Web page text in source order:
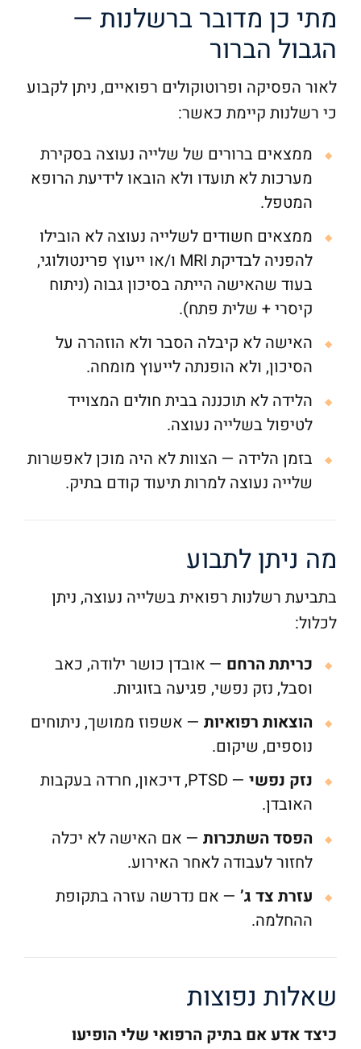
מתי כן מדובר ברשלנות —
הגבול הברור
לאור הפסיקה ופרוטוקולים רפואיים, ניתן לקבוע
כי רשלנות קיימת כאשר:
ממצאים ברורים של שלייה נעוצה בסקירת
מערכות לא תועדו ולא הובאו לידיעת הרופא
המטפל.
ממצאים חשודים לשלייה נעוצה לא הובילו
להפניה לבדיקת MRI ו/או ייעוץ פרינטולוגי,
בעוד שהאישה הייתה בסיכון גבוה (ניתוח
קיסרי + שלית פתח).
האישה לא קיבלה הסבר ולא הוזהרה על
הסיכון, ולא הופנתה לייעוץ מומחה.
הלידה לא תוכננה בבית חולים המצוייד
לטיפול בשלייה נעוצה.
בזמן הלידה — הצוות לא היה מוכן לאפשרות
שלייה נעוצה למרות תיעוד קודם בתיק.
מה ניתן לתבוע
בתביעת רשלנות רפואית בשלייה נעוצה, ניתן
לכלול:
כריתת הרחם — אובדן כושר ילודה, כאב
וסבל, נזק נפשי, פגיעה בזוגיות.
הוצאות רפואיות— אשפוז ממושך, ניתוחים
נוספים, שיקום.
נזק נפשי
— PTSD, דיכאון, חרדה בעקבות
האובדן.
הפסד השתכרות— אם האישה לא יכלה
לחזור לעבודה לאחר האירוע.
עזרת צד ג’— אם נדרשה עזרה בתקופת
ההחלמה.
שאלות נפוצות
כיצד אדע אם בתיק הרפואי שלי הופיעו